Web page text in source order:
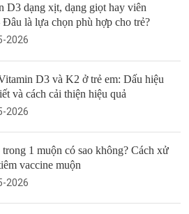
D3 dạng xịt, dạng giọt hay viên
Đâu là lựa chọn phù hợp cho trẻ?
2026
D3 và K2 ở trẻ em: Dấu hiệu
và cách cải thiện hiệu quả
2026
trong 1 muộn có sao không? Cách xử
vaccine muộn
2026